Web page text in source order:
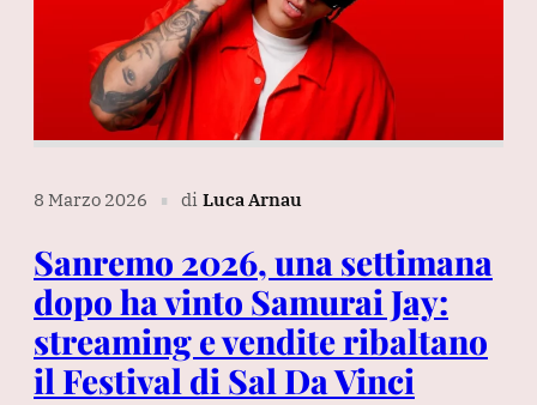
8 Marzo 2026 ∎ di Luca Arnau
Sanremo 2026, una settimana
dopo ha vinto Samurai Jay:
streaming e vendite ribaltano
il Festival di Sal Da Vinci